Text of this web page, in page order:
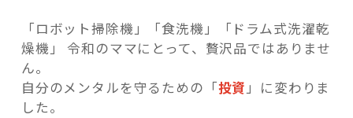
「ロボット掃除機」「食洗機」「ドラム式洗濯乾
燥機」 令和のママにとって、贅沢品ではありませ
ん。
自分のメンタルを守るための「投資」に変わりま
した。